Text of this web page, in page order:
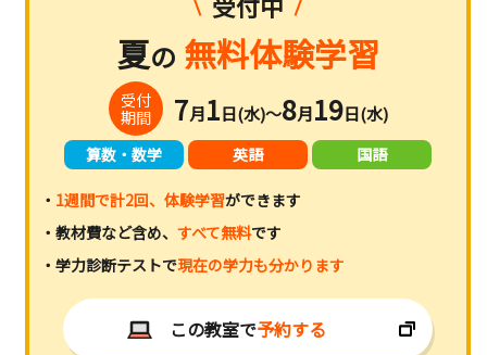
夏の 無料体験学習
受付
期間
7月1日(水)～8月19日(水)
算数・数学 英語 国語
・ 1週間で計2回、体験学習ができます
・教材費など含め、 すべて無料です
・学力診断テストで現在の学力も分かります
この教室で予約する